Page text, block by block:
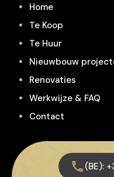
Home
Te Koop
Te Huur
Nieuwbouw
Renovaties
Werkwijze & FAQ
Contact
(BE):